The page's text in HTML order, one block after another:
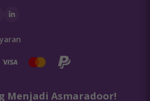
Menjadi Asmaradoor!